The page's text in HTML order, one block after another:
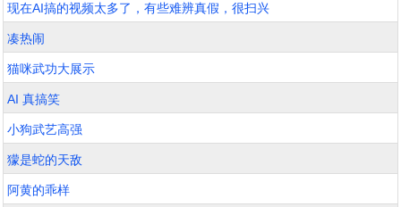
现在AI搞的视频太多了，有些难辨真假，很扫兴
凑热闹
猫咪武功大展示
AI 真搞笑
小狗武艺高强
獴是蛇的天敌
阿黄的乖样